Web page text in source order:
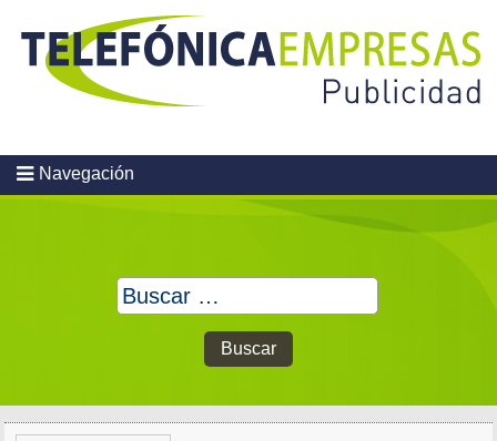
content
Navegación
Buscar: